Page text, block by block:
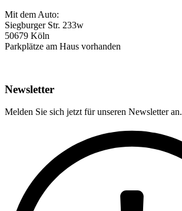
Mit dem Auto:
Siegburger Str. 233w
50679 Köln
Parkplätze am Haus vorhanden
Newsletter
Melden Sie sich jetzt für unseren Newsletter an.